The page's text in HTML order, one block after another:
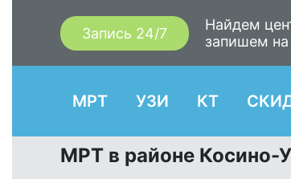
Запись 24/7
Найдем
запишем
МРТ УЗИ КТ
МРТ в районе Косино-